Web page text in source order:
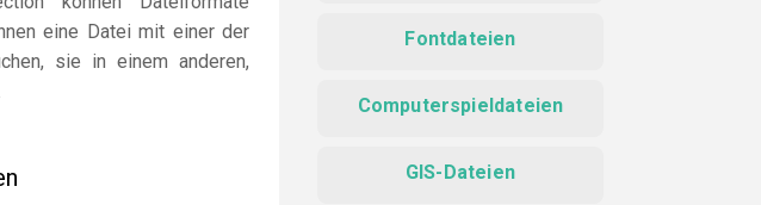
eine Datei mit einer der
sie in einem anderen,
Fontdateien
Computerspieldateien
GIS-Dateien